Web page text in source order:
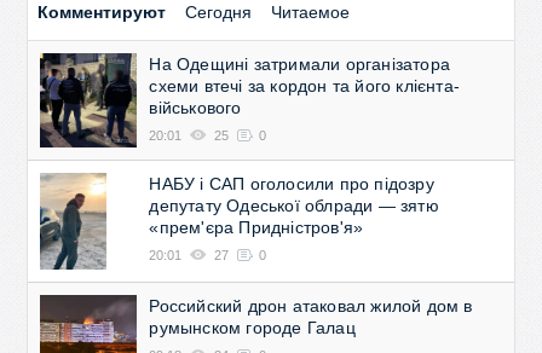
Комментируют Сегодня Читаемое
На Одещині затримали організатора
схеми втечі за кордон та його клієнта-
військового
20:01 25 0
НАБУ і САП оголосили про підозру
депутату Одеської облради — зятю
«прем'єра Придністров'я»
20:01 27 0
Российский дрон атаковал жилой дом в
румынском городе Галац